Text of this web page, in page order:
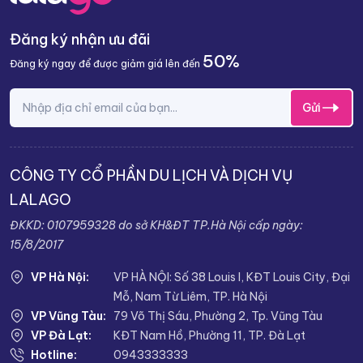
The Owner’s Suite là hạng phòng dành cho những du khách VIP
Giá tour & ưu đãi Du thuyền
Essence Grand mới nhất
Dưới đây là bảng giá tour du thuyền Essence Grand cập nhật
Đăng ký nhận ưu đãi
Đăng ký ngay để được giảm giá lên đến 50%
Gửi
CÔNG TY CỔ PHẦN DU LỊCH VÀ DỊCH VỤ
LALAGO
ĐKKD: 0107959328 do sở KH&ĐT TP.Hà Nội cấp ngày:
15/8/2017
VP Hà Nội:
VP HÀ NỘI: Số 38 Louis I, KĐT Louis City, Đại
Mỗ, Nam Từ Liêm, TP. Hà Nội
VP Vũng Tàu:
79 Võ Thị Sáu, Phường 2, Tp. Vũng Tàu
VP Đà Lạt:
KĐT Nam Hồ, Phường 11, TP. Đà Lạt
Hotline:
0943333333